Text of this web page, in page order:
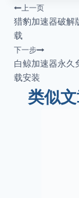
文
章
导
航
上一页
猎豹加速器破解
载
下一步
白鲸加速器永久
载安装
类似